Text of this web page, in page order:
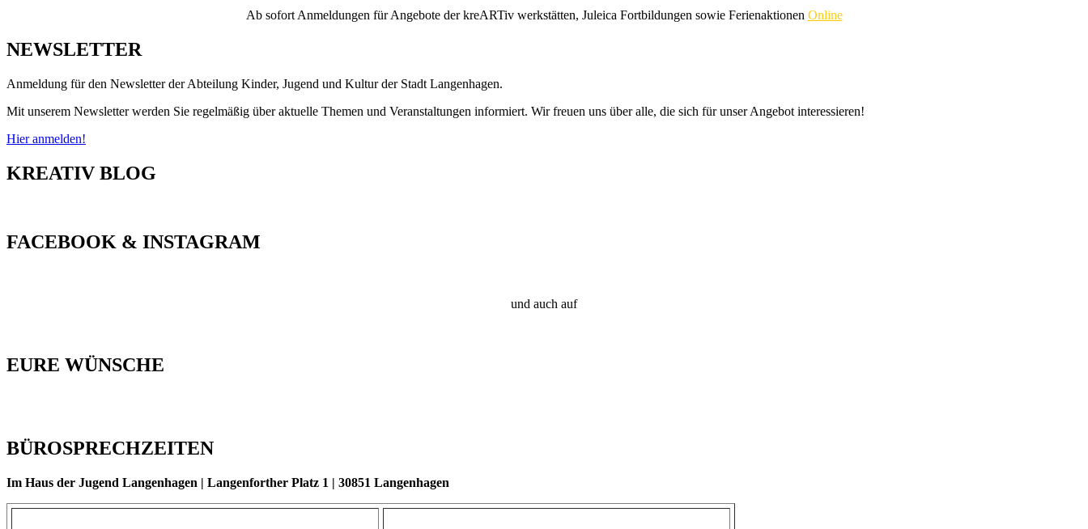
Ab sofort Anmeldungen für Angebote der kreARTiv werkstätten, Juleica Fortbildungen sowie Ferienaktionen Online
NEWSLETTER
Anmeldung für den Newsletter der Abteilung Kinder, Jugend und Kultur der Stadt Langenhagen.
Mit unserem Newsletter werden Sie regelmäßig über aktuelle Themen und Veranstaltungen informiert. Wir freuen uns über alle, die sich für unser Angebot interessieren!
Hier anmelden!
KREATIV BLOG
FACEBOOK & INSTAGRAM
und auch auf
EURE WÜNSCHE
BÜROSPRECHZEITEN
Im Haus der Jugend Langenhagen | Langenforther Platz 1 | 30851 Langenhagen